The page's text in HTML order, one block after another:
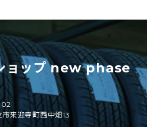
ョップ new phase
市来迎寺町西中畑13